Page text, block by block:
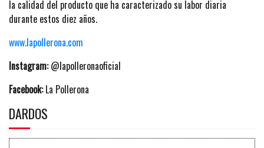
la calidad del producto que ha caracterizado su labor diaria
durante estos diez años.
www.lapollerona.com
Instagram:@lapolleronaoficial
Facebook:La Pollerona
DARDOS